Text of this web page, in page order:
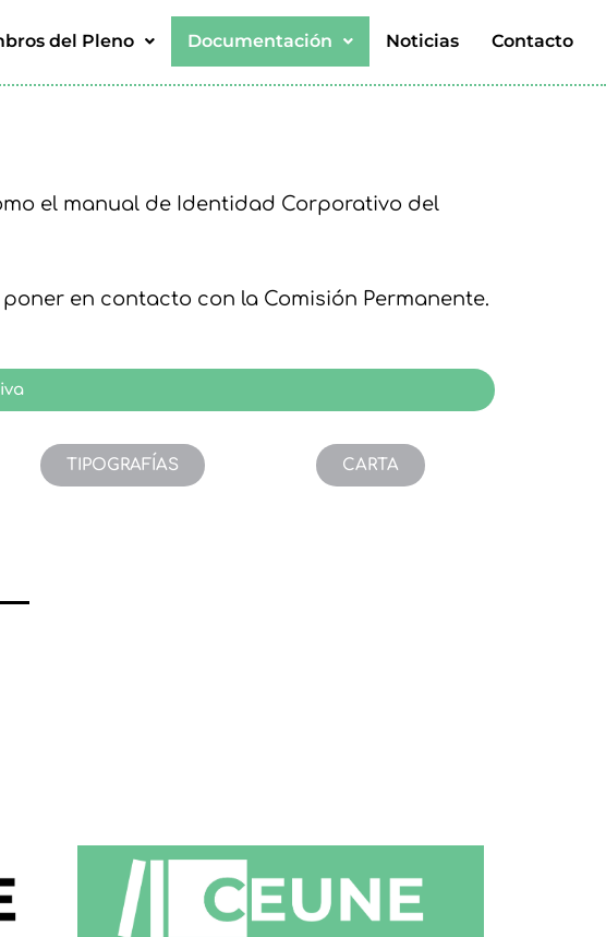
del Pleno Documentación Noticias Contacto
el manual de Identidad Corporativo del
en contacto con la Comisión Permanente.
TIPOGRAFÍAS CARTA